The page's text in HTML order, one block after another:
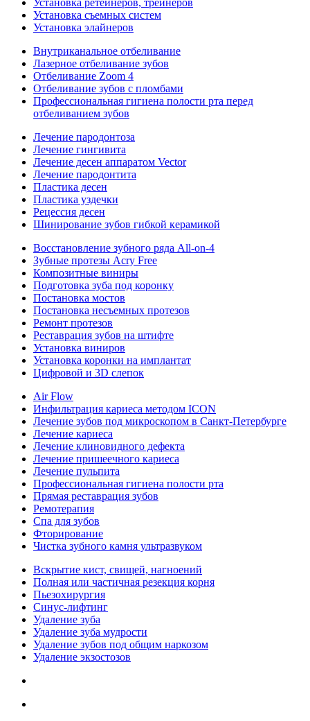
Установка ретейнеров, трейнеров
Установка съемных систем
Установка элайнеров
Внутриканальное отбеливание
Лазерное отбеливание зубов
Отбеливание Zoom 4
Отбеливание зубов с пломбами
Профессиональная гигиена полости рта перед
отбеливанием зубов
Лечение пародонтоза
Лечение гингивита
Лечение десен аппаратом Vector
Лечение пародонтита
Пластика десен
Пластика уздечки
Рецессия десен
Шинирование зубов гибкой керамикой
Восстановление зубного ряда All‑on‑4
Зубные протезы Acry Free
Композитные виниры
Подготовка зуба под коронку
Постановка мостов
Постановка несъемных протезов
Ремонт протезов
Реставрация зубов на штифте
Установка виниров
Установка коронки на имплантат
Цифровой и 3D слепок
Air Flow
Инфильтрация кариеса методом ICON
Лечение зубов под микроскопом в Санкт-Петербурге
Лечение кариеса
Лечение клиновидного дефекта
Лечение пришеечного кариеса
Лечение пульпита
Профессиональная гигиена полости рта
Прямая реставрация зубов
Ремотерапия
Спа для зубов
Фторирование
Чистка зубного камня ультразвуком
Вскрытие кист, свищей, нагноений
Полная или частичная резекция корня
Пьезохирургия
Синус-лифтинг
Удаление зуба
Удаление зуба мудрости
Удаление зубов под общим наркозом
Удаление экзостозов